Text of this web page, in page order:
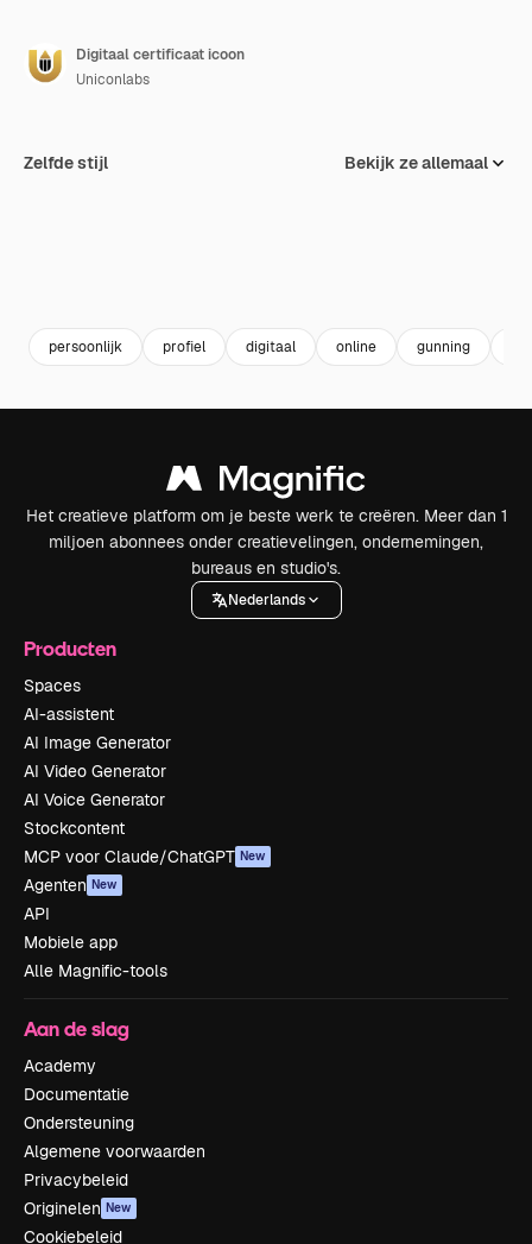
Digitaal certificaat icoon
Uniconlabs
Zelfde stijl Bekijk ze allemaal
persoonlijk profiel digitaal online gunning
Het creatieve platform om je beste werk te creëren. Meer dan 1
miljoen abonnees onder creatievelingen, ondernemingen,
bureaus en studio's.
Nederlands
Producten
Spaces
AI-assistent
AI Image Generator
AI Video Generator
AI Voice Generator
Stockcontent
MCP voor Claude/ChatGPT New
Agenten New
API
Mobiele app
Alle Magnific-tools
Aan de slag
Academy
Documentatie
Ondersteuning
Algemene voorwaarden
Privacybeleid
Originelen New
Cookiebeleid